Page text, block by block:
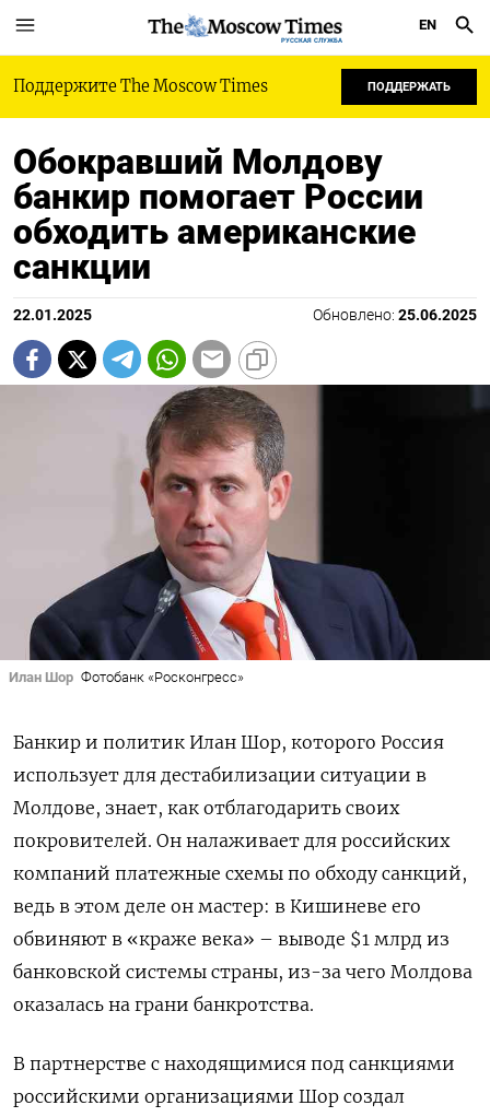
РУССКАЯ СЛУЖБА
EN
Поддержите The Moscow Times ПОДДЕРЖАТЬ
Обокравший Молдову
банкир помогает России
обходить американские
санкции
22.01.2025 Обновлено: 25.06.2025
Илан Шор Фотобанк «Росконгресс»
Банкир и политик Илан Шор, которого Россия
использует для дестабилизации ситуации в
Молдове, знает, как отблагодарить своих
покровителей. Он налаживает для российских
компаний платежные схемы по обходу санкций,
ведь в этом деле он мастер: в Кишиневе его
обвиняют в «краже века» – выводе $1 млрд из
банковской системы страны, из-за чего Молдова
оказалась на грани банкротства.
В партнерстве с находящимися под санкциями
российскими организациями Шор создал